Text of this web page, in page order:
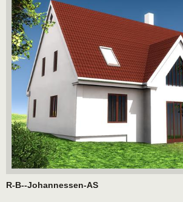
R-B--Johannessen-AS